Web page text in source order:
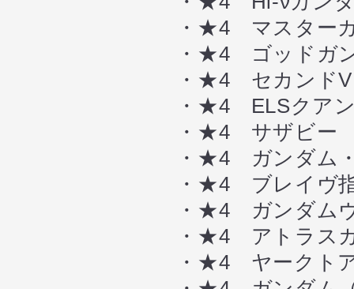
・★4 マスターガ
・★4 ゴッドガン
・★4 セカンド
・★4 ELSクア
・★4 サザビー
・★4 ガンダム・
・★4 ブレイヴ指
・★4 ガンダムヴ
・★4 アトラス
・★4 ヤークトア